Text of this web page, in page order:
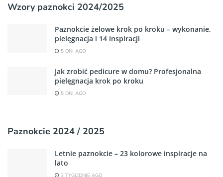
Wzory paznokci 2024/2025
Paznokcie żelowe krok po kroku – wykonanie,
pielęgnacja i 14 inspiracji
5 DNI AGO
Jak zrobić pedicure w domu? Profesjonalna
pielęgnacja krok po kroku
5 DNI AGO
Paznokcie 2024 / 2025
Letnie paznokcie – 23 kolorowe inspiracje na
lato
3 TYGODNIE AGO